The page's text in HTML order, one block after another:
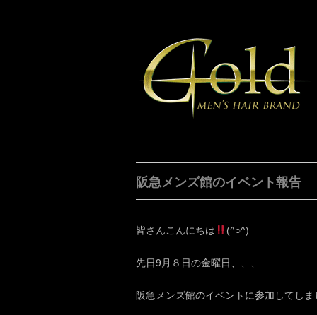
阪急メンズ館のイベント報告
皆さんこんにちは (^○^)
先日9月８日の金曜日、、、
阪急メンズ館のイベントに参加してし